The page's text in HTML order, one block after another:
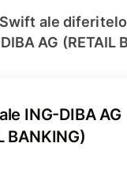
ale
AG (RETAIL
ING-DIBA AG
BANKING)